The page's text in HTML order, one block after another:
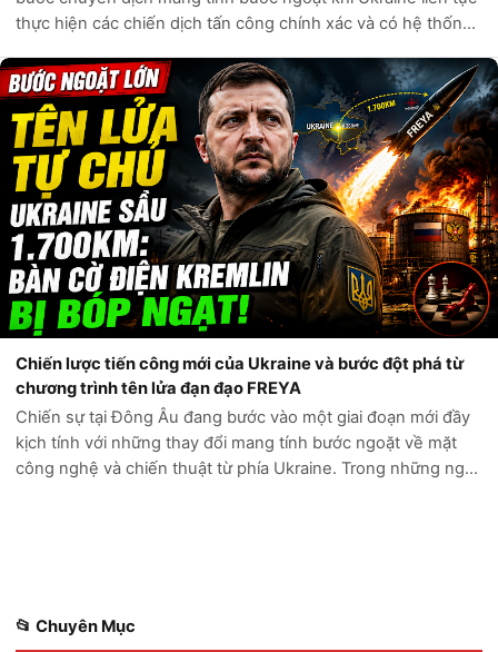
trực tiếp vào các huyết mạch kinh tế của Liên bang Nga.
Không còn bó hẹp trong c...
Chiến lược tiến công mới của Ukraine và bước đột phá từ
Chiến sự tại Đông Âu đang bước vào một giai đoạn mới đầy
kịch tính với những thay đổi mang tính bước ngoặt về mặt
công nghệ và chiến thuật từ phía Ukraine. Trong những ngày
gần đây, Kyiv đã chứng minh cho thế giới thấy năng lực tấn
công tầm xa vượt t...